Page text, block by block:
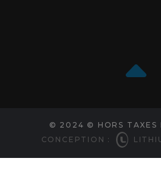
© 2024 © HORS TAXES
CONCEPTION :